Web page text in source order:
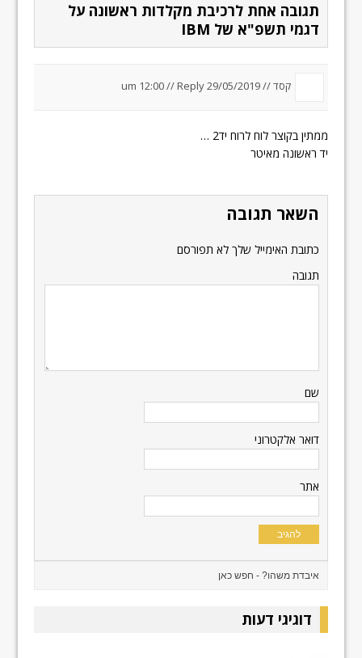
תגובה אחת לרכיבת מקלדות ראשונה על
דגמי תשפ"א של IBM
קסד //29/05/2019 um 12:00
//Reply
ממתין בקוצר לוח לרוח יד2 …
יד ראשונה מאיטר
השאר תגובה
כתובת האימייל שלך לא תפורסם
תגובה
שם
דואר אלקטרוני
אתר
דוגיגי דעות